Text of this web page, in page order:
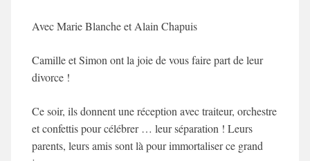
AvecMarie Blancheet Alain Chapuis
Camille et Simon ont la joie de vous faire part de leur
divorce !
Ce soir, ils donnent une réception avec traiteur, orchestre
et confettis pour célébrer … leur séparation ! Leurs
parents, leurs amis sont là pour immortaliser ce grand